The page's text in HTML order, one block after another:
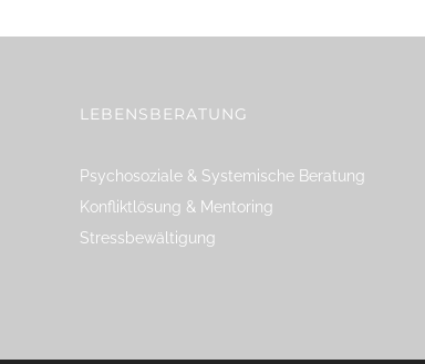
LEBENSBERATUNG
Psychosoziale & Systemische Beratung
Konfliktlösung & Mentoring
Stressbewältigung